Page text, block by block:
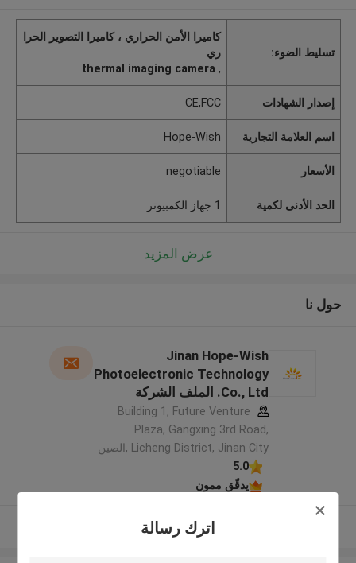
اترك رسالة
تسليط الضوء:
كاميرا الأمن الحراري ، كاميرا التصوير الحرا
ري
,
thermal imaging camera
إصدار الشهادات CE,FCC
اسم العلامة التجارية Hope-Wish
الأسعار negotiable
الحد الأدنى لكمية 1 جهاز الكمبيوتر
عرض المزيد
حول نا
Jinan Hope-Wish
Photoelectronic Technology
Co., Ltd. الملف الشركة
المصنعة
Building 1, Future Venture
Plaza, Gangxing 3rd Road,
Licheng District, Jinan City ,الصين
5.0
يدقّق ممون
عرض المزيد